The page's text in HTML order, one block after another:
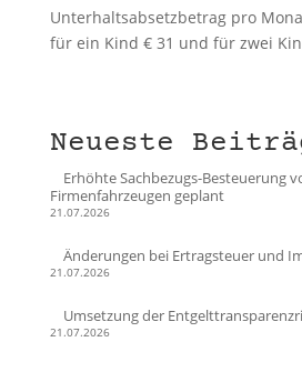
Unterhaltsabsetzbetrag pro
für ein Kind € 31 und für zwei
Neueste
Erhöhte Sachbezugs-Besteuerung
Firmenfahrzeugen geplant
21.07.2026
Änderungen bei Ertragsteuer und
21.07.2026
Umsetzung der
21.07.2026